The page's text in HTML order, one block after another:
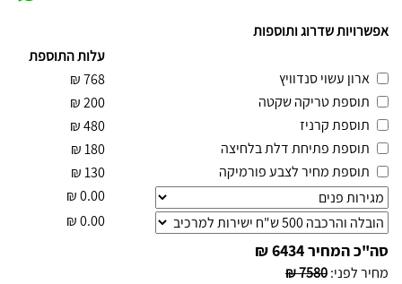
אפשרויות שדרוג ותוספות
עלות התוספת
ארון עשוי סנדוויץ
768
₪
תוספת טריקה שקטה
200
₪
תוספת קרניז
480
₪
תוספת פתיחת דלת בלחיצה
180
₪
תוספת מחיר לצבע פורמיקה
130
₪
0.00
₪
0.00
₪
סה"כ המחיר6434 ₪
מחיר לפני:
7580 ₪